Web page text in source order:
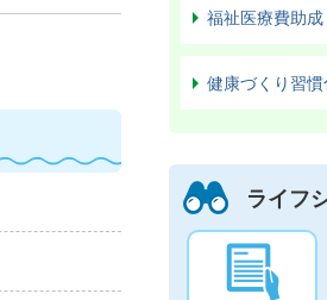
福祉医療費助成
健康づくり習
ライフ